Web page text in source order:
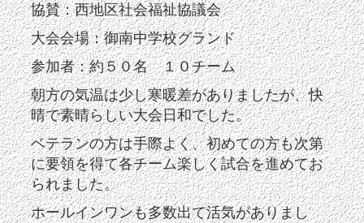
協賛：西地区社会福祉協議会
大会会場：御南中学校グランド
参加者：約５０名 １０チーム
朝方の気温は少し寒暖差がありましたが、快
晴で素晴らしい大会日和でした。
ベテランの方は手際よく、初めての方も次第
に要領を得て各チーム楽しく試合を進めてお
られました。
ホールインワンも多数出て活気がありまし